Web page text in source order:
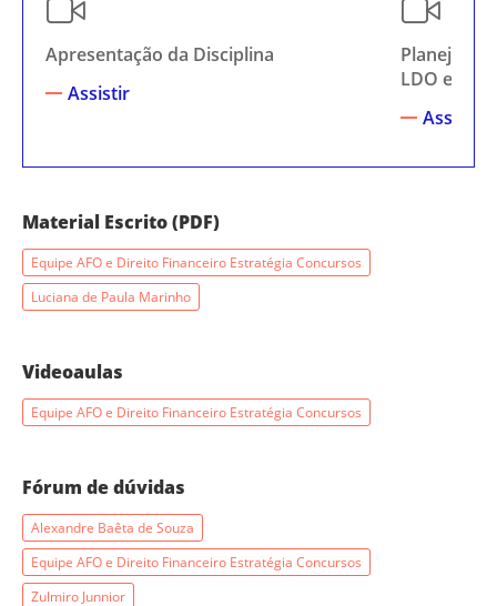
Apresentação da Disciplina
Assistir
LDO e LOA
Assistir
Material Escrito (PDF)
Equipe AFO e Direito Financeiro Estratégia Concursos
Luciana de Paula Marinho
Videoaulas
Equipe AFO e Direito Financeiro Estratégia Concursos
Fórum de dúvidas
Alexandre Baêta de Souza
Equipe AFO e Direito Financeiro Estratégia Concursos
Zulmiro Junnior